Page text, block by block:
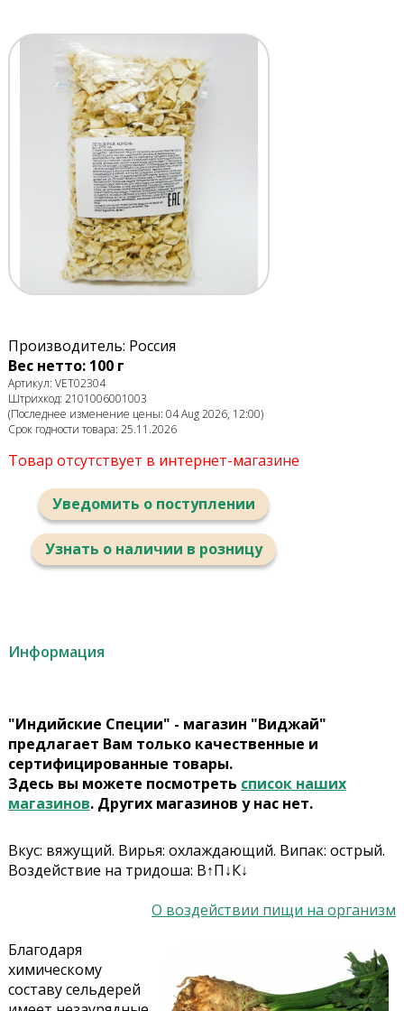
Производитель: Россия
Вес нетто: 100 г
Артикул: VET02304
Штрихкод: 2101006001003
(Последнее изменение цены: 04 Aug 2026, 12:00)
Срок годности товара: 25.11.2026
Товар отсутствует в интернет-магазине
Уведомить о поступлении
Узнать о наличии в розницу
Информация
"Индийские Специи" - магазин "Виджай"
предлагает Вам только качественные и
сертифицированные товары.
Здесь вы можете посмотреть список наших
магазинов. Других магазинов у нас нет.
Вкус: вяжущий. Вирья: охлаждающий. Випак: острый.
Воздействие на тридоша: В↑П↓К↓
О воздействии пищи на организм
Благодаря
химическому
составу сельдерей